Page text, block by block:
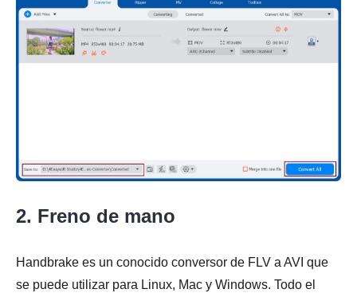
2. Freno de mano
Handbrake es un conocido conversor de FLV a AVI que
se puede utilizar para Linux, Mac y Windows. Todo el